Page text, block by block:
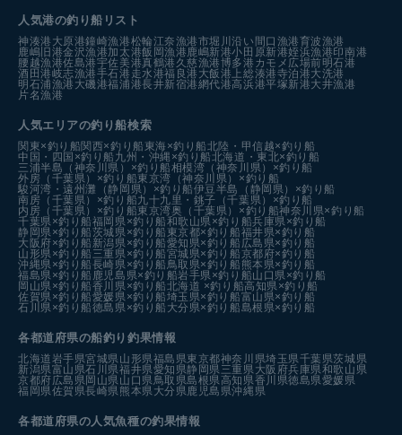
人気港の釣り船リスト
神湊港 大原港鐘崎漁港松輪江奈漁港市堀川沿い 間口漁港育波漁港
鹿嶋旧港金沢漁港加太港飯岡漁港鹿嶋新港小田原新港姪浜漁港印南港
腰越漁港佐島港宇佐美港真鶴港 久慈漁港博多港カモメ広場前明石港
酒田港岐志漁港手石港 走水港福良港 大飯港 上総湊港寺泊港大洗港
明石浦漁港 大磯港福浦港長井新宿港網代港高浜港平塚新港大井漁港
片名漁港
人気エリアの釣り船検索
関東×釣り船関西×釣り船 東海×釣り船北陸・甲信越×釣り船
中国・四国×釣り船 九州・沖縄×釣り船北海道・東北×釣り船
三浦半島（神奈川県）×釣り船相模湾（神奈川県）×釣り船
外房（千葉県）×釣り船東京湾（神奈川県）×釣り船
駿河湾・遠州灘（静岡県）×釣り船伊豆半島（静岡県）×釣り船
南房（千葉県）×釣り船九十九里・銚子（千葉県）×釣り船
内房（千葉県）×釣り船東京湾奥（千葉県）×釣り船神奈川県×釣り船
千葉県×釣り船福岡県×釣り船和歌山県×釣り船兵庫県×釣り船
静岡県×釣り船茨城県×釣り船 東京都×釣り船福井県×釣り船
大阪府×釣り船 新潟県×釣り船愛知県×釣り船 広島県×釣り船
山形県×釣り船 三重県×釣り船宮城県×釣り船京都府×釣り船
沖縄県×釣り船長崎県×釣り船鳥取県×釣り船 熊本県×釣り船
福島県×釣り船 鹿児島県×釣り船岩手県×釣り船山口県×釣り船
岡山県×釣り船香川県×釣り船北海道 ×釣り船高知県×釣り船
佐賀県×釣り船愛媛県×釣り船埼玉県×釣り船富山県×釣り船
石川県×釣り船徳島県×釣り船 大分県×釣り船島根県×釣り船
各都道府県の船釣り釣果情報
北海道岩手県宮城県山形県福島県東京都神奈川県埼玉県千葉県茨城県
新潟県富山県石川県福井県愛知県静岡県三重県大阪府兵庫県和歌山県
京都府広島県岡山県山口県鳥取県島根県高知県香川県徳島県愛媛県
福岡県佐賀県長崎県熊本県大分県鹿児島県沖縄県
各都道府県の人気魚種の釣果情報